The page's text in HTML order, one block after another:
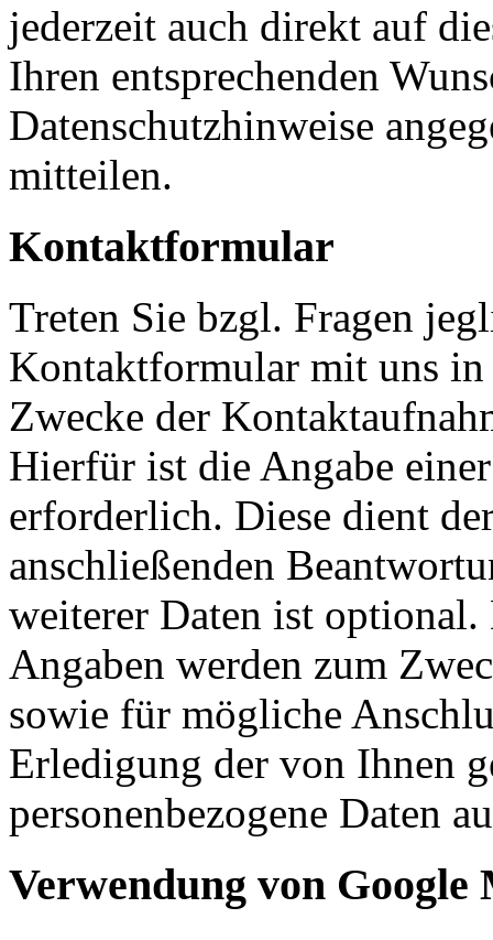
jederzeit auch direkt auf
Ihren entsprechenden
Datenschutzhinweise
mitteilen.
Kontaktformular
Treten Sie bzgl. Fragen
Kontaktformular mit uns
Zwecke der
Hierfür ist die Angabe
erforderlich. Diese dient
anschließenden
weiterer Daten ist
Angaben werden zum
sowie für mögliche
Erledigung der von Ihnen
personenbezogene Daten
Verwendung von Google